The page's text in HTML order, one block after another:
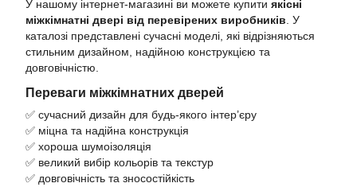
У нашому інтернет-магазині ви можете купити якісні
міжкімнатні двері від перевірених виробників. У
каталозі представлені сучасні моделі, які відрізняються
стильним дизайном, надійною конструкцією та
довговічністю.
Переваги міжкімнатних дверей
✅ сучасний дизайн для будь-якого інтер’єру
✅ міцна та надійна конструкція
✅ хороша шумоізоляція
✅ великий вибір кольорів та текстур
✅ довговічність та зносостійкість